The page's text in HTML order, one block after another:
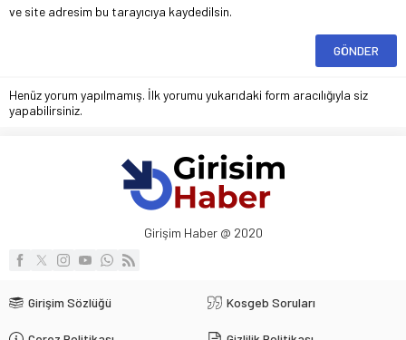
ve site adresim bu tarayıcıya kaydedilsin.
Henüz yorum yapılmamış. İlk yorumu yukarıdaki form aracılığıyla siz
yapabilirsiniz.
Girişim Haber @ 2020
Girişim Sözlüğü Kosgeb Soruları